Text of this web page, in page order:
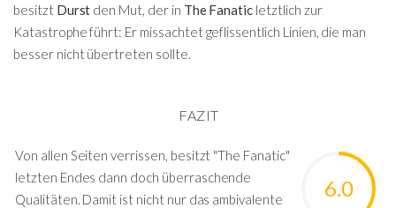
besitzt Durst den Mut, der in The Fanatic letztlich zur
Katastrophe führt: Er missachtet geflissentlich Linien, die man
besser nicht übertreten sollte.
FAZIT
6.0
Von allen Seiten verrissen, besitzt "The Fanatic"
letzten Endes dann doch überraschende
Qualitäten. Damit ist nicht nur das ambivalente